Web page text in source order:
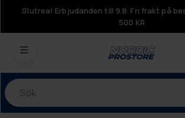
Slutrea! Erbjudanden till 9.8. Fri frakt på
500 KR
Produkter